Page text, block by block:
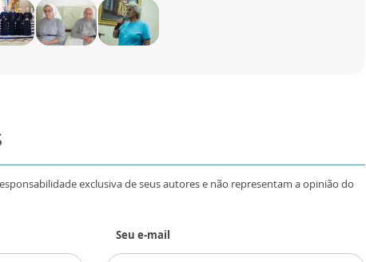
exclusiva de seus autores e não representam a opinião do
Seu e-mail